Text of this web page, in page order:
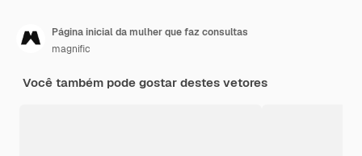
Página inicial da mulher que faz consultas
magnific
Você também pode gostar destes vetores